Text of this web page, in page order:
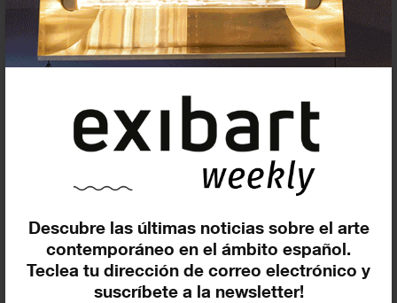
Descubre las últimas noticias sobre el arte
contemporáneo en el ámbito español.
Teclea tu dirección de correo electrónico y
suscríbete a la newsletter!
Exposiciones y eventos
Eventos de hoy
En curso y futuros
Pasados, en curso y futuros